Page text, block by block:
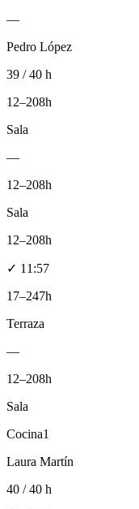
—
Pedro López
39 / 40 h
12–208h
Sala
—
12–208h
Sala
12–208h
✓ 11:57
17–247h
Terraza
—
12–208h
Sala
Cocina1
Laura Martín
40 / 40 h